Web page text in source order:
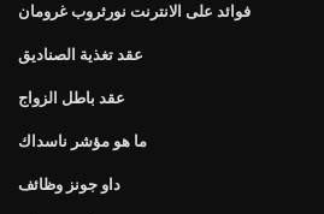
فوائد على الانترنت نورثروب غرومان
عقد تغذية الصناديق
عقد باطل الزواج
ما هو مؤشر ناسداك
داو جونز وظائف